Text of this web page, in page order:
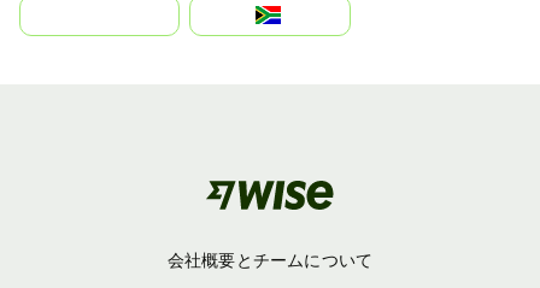
بالعربية
South Africa
会社概要とチームについて